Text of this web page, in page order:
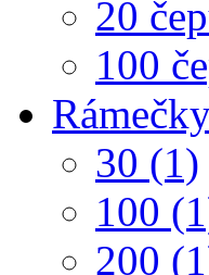
20
100
30 (1)
100
200